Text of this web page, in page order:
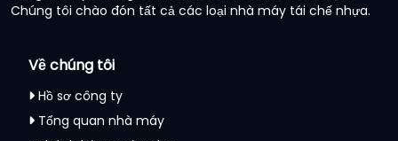
Chúng tôi chào đón tất cả các loại nhà máy tái chế nhựa.
Về chúng tôi
Hồ sơ công ty
Tổng quan nhà máy